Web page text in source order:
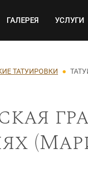
ГАЛЕРЕЯ УСЛУГИ
ТАТУИРОВКИ